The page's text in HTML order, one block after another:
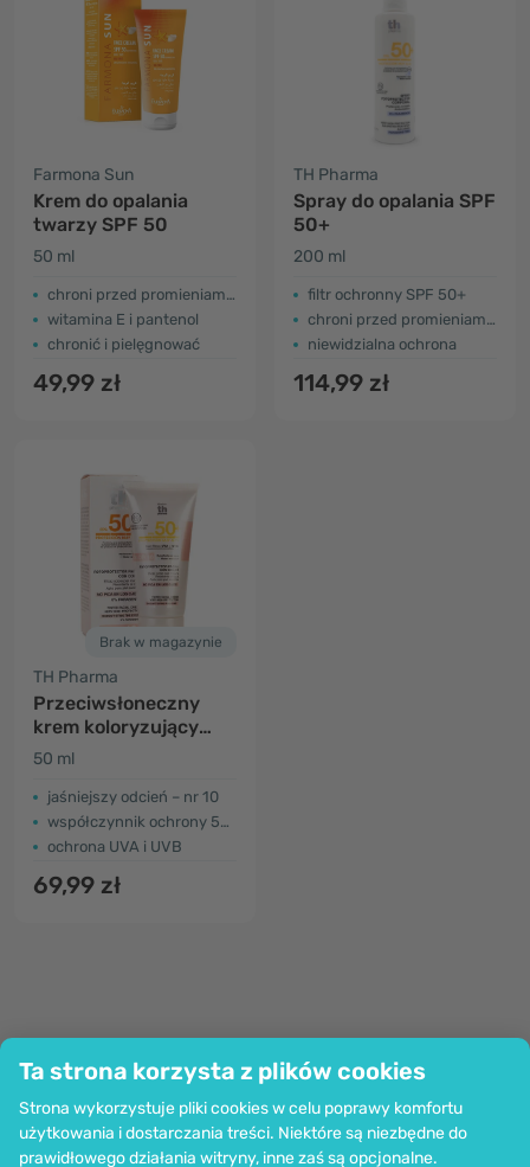
Ta strona korzysta z plików cookies
Strona wykorzystuje pliki cookies w celu poprawy komfortu
użytkowania i dostarczania treści. Niektóre są niezbędne do
prawidłowego działania witryny, inne zaś są opcjonalne.
Farmona Sun
Krem do opalania
twarzy SPF 50
50 ml
chroni przed promieniami UVA i UVB
witamina E i pantenol
chronić i pielęgnować
49,99 zł
TH Pharma
Spray do opalania SPF
50+
200 ml
filtr ochronny SPF 50+
chroni przed promieniami UVA
niewidzialna ochrona
114,99 zł
Brak w magazynie
TH Pharma
Przeciwsłoneczny
krem ​​​​koloryzujący
SPF 50+, odcień nr 10
50 ml
jaśniejszy odcień – nr 10
współczynnik ochrony 50+
ochrona UVA i UVB
69,99 zł
Informacje
Dołącz do nas